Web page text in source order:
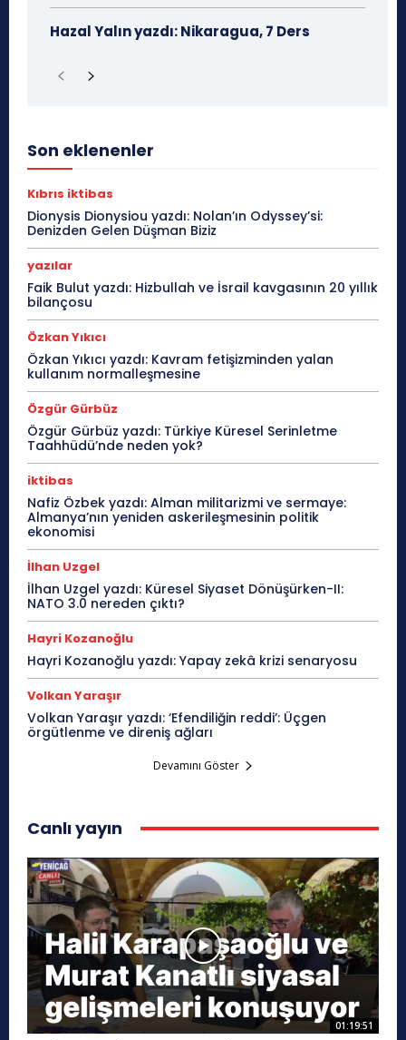
Hazal Yalın yazdı: Nikaragua, 7 Ders
Son eklenenler
Kıbrıs iktibas
Dionysis Dionysiou yazdı: Nolan’ın Odyssey’si:
Denizden Gelen Düşman Biziz
yazılar
Faik Bulut yazdı: Hizbullah ve İsrail kavgasının 20 yıllık
bilançosu
Özkan Yıkıcı
Özkan Yıkıcı yazdı: Kavram fetişizminden yalan
kullanım normalleşmesine
Özgür Gürbüz
Özgür Gürbüz yazdı: Türkiye Küresel Serinletme
Taahhüdü’nde neden yok?
iktibas
Nafiz Özbek yazdı: Alman militarizmi ve sermaye:
Almanya’nın yeniden askerileşmesinin politik
ekonomisi
İlhan Uzgel
İlhan Uzgel yazdı: Küresel Siyaset Dönüşürken-II:
NATO 3.0 nereden çıktı?
Hayri Kozanoğlu
Hayri Kozanoğlu yazdı: Yapay zekâ krizi senaryosu
Volkan Yaraşır
Volkan Yaraşır yazdı: ‘Efendiliğin reddi’: Üçgen
örgütlenme ve direniş ağları
Devamını Göster
Canlı yayın
01:19:51